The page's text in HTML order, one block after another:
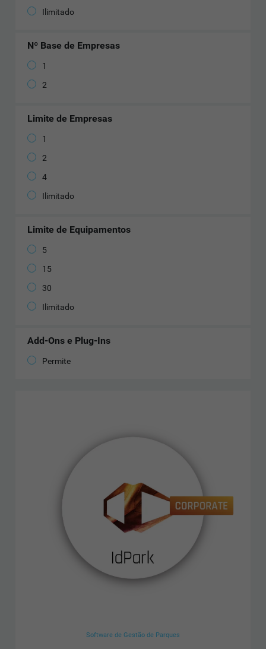
Ilimitado
Nº Base de Empresas
1
2
Limite de Empresas
1
2
4
Ilimitado
Limite de Equipamentos
5
15
30
Ilimitado
Add-Ons e Plug-Ins
Permite
Software de Gestão de Parques